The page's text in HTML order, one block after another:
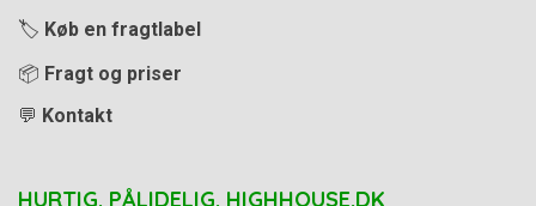
🏷️ Køb en fragtlabel
📦 Fragt og priser
💬 Kontakt
HURTIG. PÅLIDELIG. HIGHHOUSE.DK